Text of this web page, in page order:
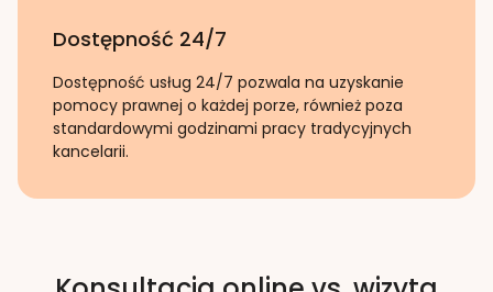
Dostępność 24/7
Dostępność usług 24/7 pozwala na uzyskanie
pomocy prawnej o każdej porze, również poza
standardowymi godzinami pracy tradycyjnych
kancelarii.